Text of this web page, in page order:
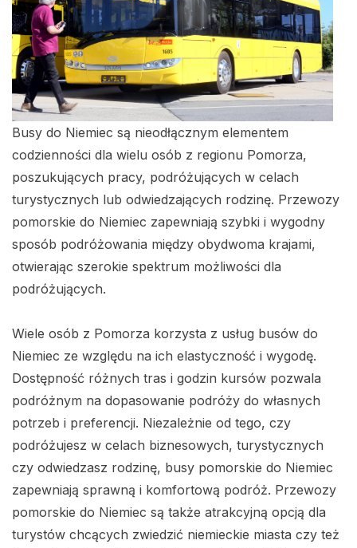
Busy do Niemiec są nieodłącznym elementem
codzienności dla wielu osób z regionu Pomorza,
poszukujących pracy, podróżujących w celach
turystycznych lub odwiedzających rodzinę. Przewozy
pomorskie do Niemiec zapewniają szybki i wygodny
sposób podróżowania między obydwoma krajami,
otwierając szerokie spektrum możliwości dla
podróżujących.
Wiele osób z Pomorza korzysta z usług busów do
Niemiec ze względu na ich elastyczność i wygodę.
Dostępność różnych tras i godzin kursów pozwala
podróżnym na dopasowanie podróży do własnych
potrzeb i preferencji. Niezależnie od tego, czy
podróżujesz w celach biznesowych, turystycznych
czy odwiedzasz rodzinę, busy pomorskie do Niemiec
zapewniają sprawną i komfortową podróż. Przewozy
pomorskie do Niemiec są także atrakcyjną opcją dla
turystów chcących zwiedzić niemieckie miasta czy też